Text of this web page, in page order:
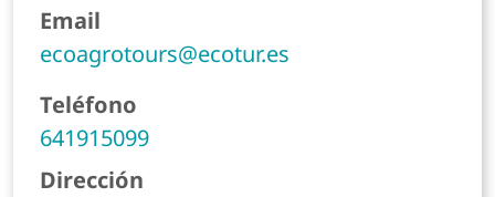
Email
ecoagrotours@ecotur.es
Teléfono
641915099
Dirección